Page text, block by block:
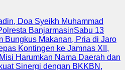
Doa Syeikh Muhammad
BanjarmasinSabu 13
Bungkus Makanan, Pria di Jaro
Kontingen ke Jamnas XII,
Harumkan Nama Daerah dan
Sinergi dengan BKKBN,